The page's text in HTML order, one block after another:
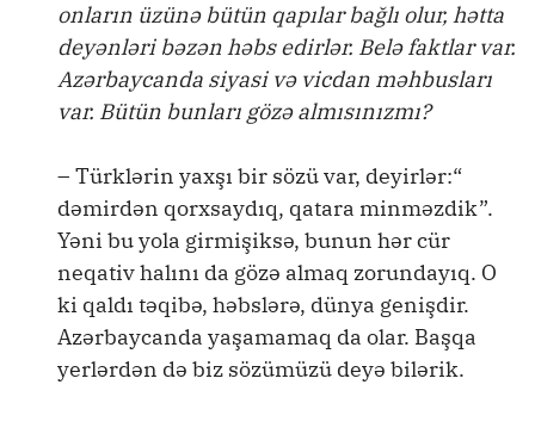
onların üzünə bütün qapılar bağlı olur, hətta
deyənləri bəzən həbs edirlər. Belə faktlar var.
Azərbaycanda siyasi və vicdan məhbusları
var. Bütün bunları gözə almısınızmı?
– Türklərin yaxşı bir sözü var, deyirlər:“
dəmirdən qorxsaydıq, qatara minməzdik”.
Yəni bu yola girmişiksə, bunun hər cür
neqativ halını da gözə almaq zorundayıq. O
ki qaldı təqibə, həbslərə, dünya genişdir.
Azərbaycanda yaşamamaq da olar. Başqa
yerlərdən də biz sözümüzü deyə bilərik.